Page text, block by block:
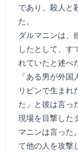
であり、殺人と
た。
ダルマニンは、
したとして、す
れていたと述べ
「ある男が外
リピンで生まれ
た」と彼は言っ
現場を目撃した
マニンは言った
て他の人を攻撃